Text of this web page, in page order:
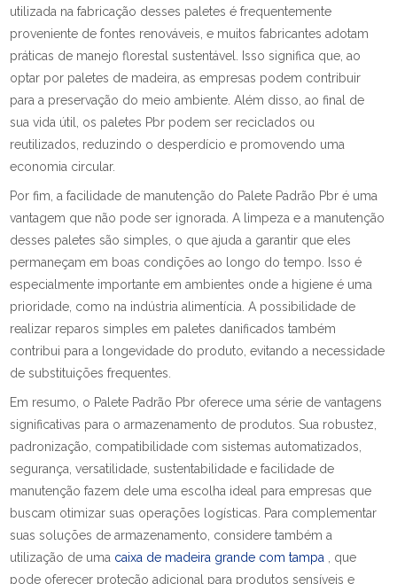
utilizada na fabricação desses paletes é frequentemente
proveniente de fontes renováveis, e muitos fabricantes adotam
práticas de manejo florestal sustentável. Isso significa que, ao
optar por paletes de madeira, as empresas podem contribuir
para a preservação do meio ambiente. Além disso, ao final de
sua vida útil, os paletes Pbr podem ser reciclados ou
reutilizados, reduzindo o desperdício e promovendo uma
economia circular.
Por fim, a facilidade de manutenção do Palete Padrão Pbr é uma
vantagem que não pode ser ignorada. A limpeza e a manutenção
desses paletes são simples, o que ajuda a garantir que eles
permaneçam em boas condições ao longo do tempo. Isso é
especialmente importante em ambientes onde a higiene é uma
prioridade, como na indústria alimentícia. A possibilidade de
realizar reparos simples em paletes danificados também
contribui para a longevidade do produto, evitando a necessidade
de substituições frequentes.
Em resumo, o Palete Padrão Pbr oferece uma série de vantagens
significativas para o armazenamento de produtos. Sua robustez,
padronização, compatibilidade com sistemas automatizados,
segurança, versatilidade, sustentabilidade e facilidade de
manutenção fazem dele uma escolha ideal para empresas que
buscam otimizar suas operações logísticas. Para complementar
suas soluções de armazenamento, considere também a
utilização de uma caixa de madeira grande com tampa
, que
pode oferecer proteção adicional para produtos sensíveis e